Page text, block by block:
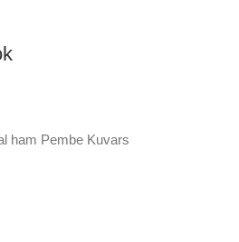
ham Pembe Kuvars